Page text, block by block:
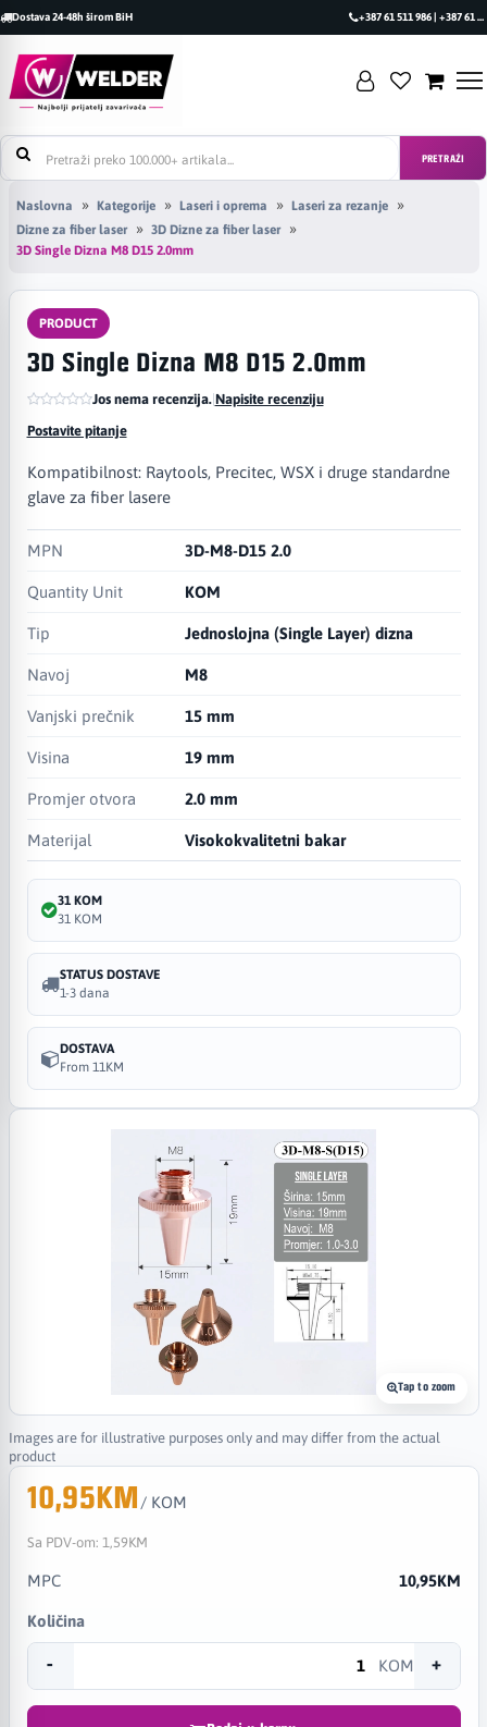
Dostava 24-48h širom BiH +387 61 511 986 | +387 61 493 470
PRETRAŽI
Naslovna Kategorije Laseri i oprema
Laseri za rezanje
Dizne za fiber laser
3D Dizne za fiber laser
3D Single Dizna M8 D15 2.0mm
Tap to zoom
Images are for illustrative purposes only and may differ from the actual
product
PRODUCT
3D Single Dizna M8 D15 2.0mm
Jos nema recenzija.|Napisite recenziju
Postavite pitanje
Kompatibilnost: Raytools, Precitec, WSX i druge standardne
glave za fiber lasere
MPN 3D-M8-D15 2.0
Quantity Unit KOM
Tip Jednoslojna (Single Layer) dizna
Navoj M8
Vanjski prečnik 15 mm
Visina 19 mm
Promjer otvora 2.0 mm
Materijal Visokokvalitetni bakar
31 KOM
31 KOM
STATUS DOSTAVE
1-3 dana
DOSTAVA
From 11KM
10,95KM / KOM
Sa PDV-om: 1,59KM
MPC 10,95KM
Količina
- KOM +